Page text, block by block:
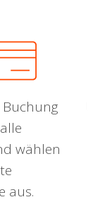
wählen
aus.